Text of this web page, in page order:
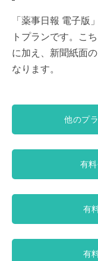
「薬事日報 電子版
トプランです。こ
に加え、新聞紙面
なります。
他のプ
有
有
有